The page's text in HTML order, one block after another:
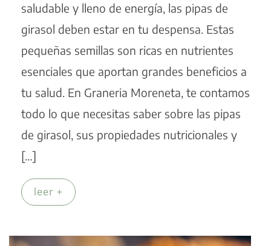
saludable y lleno de energía, las pipas de
girasol deben estar en tu despensa. Estas
pequeñas semillas son ricas en nutrientes
esenciales que aportan grandes beneficios a
tu salud. En Graneria Moreneta, te contamos
todo lo que necesitas saber sobre las pipas
de girasol, sus propiedades nutricionales y
[…]
leer +